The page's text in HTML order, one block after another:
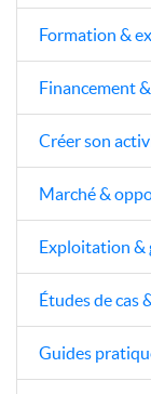
Formation &
Financement
Créer son
Marché &
Exploitation &
Études de cas
Guides